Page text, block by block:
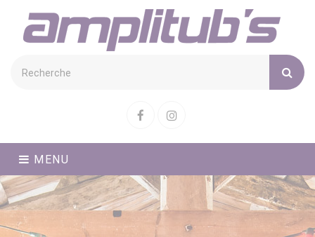
FacebookInstagram
MENU
Cookies management panel